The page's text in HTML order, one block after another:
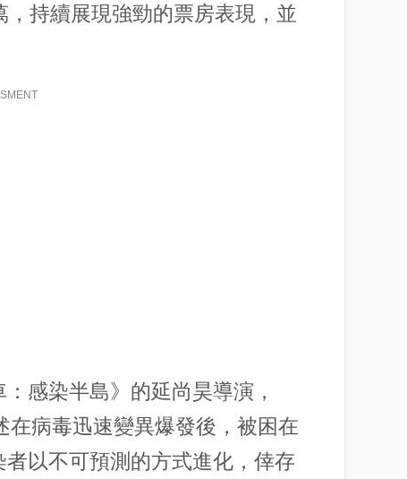
持續展現強勁的票房表現，並
感染半島》的延尚昊導演，
在病毒迅速變異爆發後，被困在
以不可預測的方式進化，倖存